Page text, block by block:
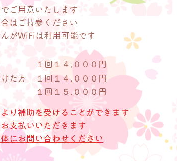
ご用意いたします
はご持参ください
がWiFiは利用可能です
１回１４,０００円
た方
１回１４,０００円
１回１５,０００円
り補助を受けることができます
支払いいただきます
にお問い合わせください